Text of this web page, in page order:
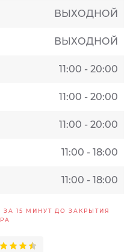
ВЫХОДНОЙ
ВЫХОДНОЙ
11:00 - 20:00
11:00 - 20:00
11:00 - 20:00
11:00 - 18:00
11:00 - 18:00
15 МИНУТ ДО ЗАКРЫТИЯ